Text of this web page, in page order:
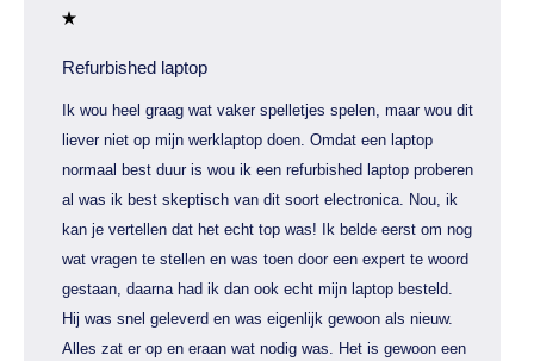
Refurbished laptop
Ik wou heel graag wat vaker spelletjes spelen, maar wou dit
liever niet op mijn werklaptop doen. Omdat een laptop
normaal best duur is wou ik een refurbished laptop proberen
al was ik best skeptisch van dit soort electronica. Nou, ik
kan je vertellen dat het echt top was! Ik belde eerst om nog
wat vragen te stellen en was toen door een expert te woord
gestaan, daarna had ik dan ook echt mijn laptop besteld.
Hij was snel geleverd en was eigenlijk gewoon als nieuw.
Alles zat er op en eraan wat nodig was. Het is gewoon een